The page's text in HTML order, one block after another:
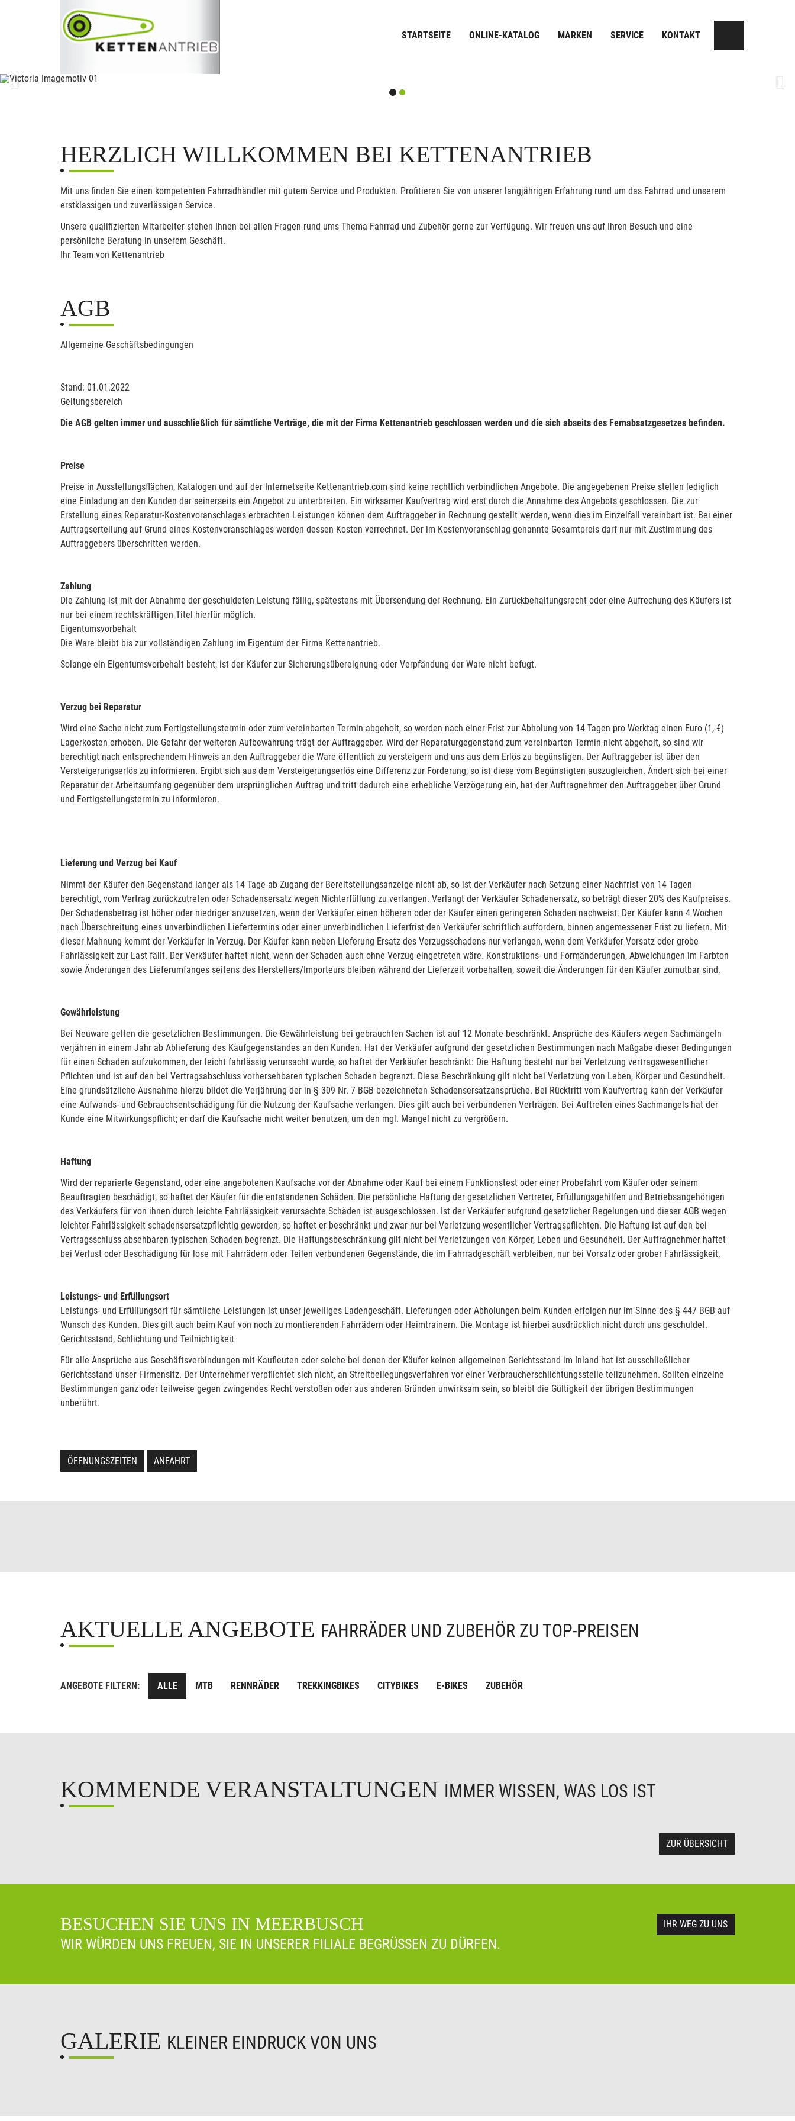
STARTSEITE ONLINE-KATALOG MARKEN SERVICE KONTAKT
Previous
HERZLICH WILLKOMMEN BEI KETTENANTRIEB
Mit uns finden Sie einen kompetenten Fahrradhändler mit gutem Service und Produkten. Profitieren Sie von unserer langjährigen Erfahrung rund um das Fahrrad und unserem
erstklassigen und zuverlässigen Service.
Unsere qualifizierten Mitarbeiter stehen Ihnen bei allen Fragen rund ums Thema Fahrrad und Zubehör gerne zur Verfügung. Wir freuen uns auf Ihren Besuch und eine
persönliche Beratung in unserem Geschäft.
Ihr Team von Kettenantrieb
AGB
Allgemeine Geschäftsbedingungen
Stand: 01.01.2022
Geltungsbereich
Die AGB gelten immer und ausschließlich für sämtliche Verträge, die mit der Firma Kettenantrieb geschlossen werden und die sich abseits des Fernabsatzgesetzes befinden.
Preise
Preise in Ausstellungsflächen, Katalogen und auf der Internetseite Kettenantrieb.com sind keine rechtlich verbindlichen Angebote. Die angegebenen Preise stellen lediglich
eine Einladung an den Kunden dar seinerseits ein Angebot zu unterbreiten. Ein wirksamer Kaufvertrag wird erst durch die Annahme des Angebots geschlossen. Die zur
Erstellung eines Reparatur-Kostenvoranschlages erbrachten Leistungen können dem Auftraggeber in Rechnung gestellt werden, wenn dies im Einzelfall vereinbart ist. Bei einer
Auftragserteilung auf Grund eines Kostenvoranschlages werden dessen Kosten verrechnet. Der im Kostenvoranschlag genannte Gesamtpreis darf nur mit Zustimmung des
Auftraggebers überschritten werden.
Zahlung
Die Zahlung ist mit der Abnahme der geschuldeten Leistung fällig, spätestens mit Übersendung der Rechnung. Ein Zurückbehaltungsrecht oder eine Aufrechung des Käufers ist
nur bei einem rechtskräftigen Titel hierfür möglich.
Eigentumsvorbehalt
Die Ware bleibt bis zur vollständigen Zahlung im Eigentum der Firma Kettenantrieb.
Solange ein Eigentumsvorbehalt besteht, ist der Käufer zur Sicherungsübereignung oder Verpfändung der Ware nicht befugt.
Verzug bei Reparatur
Wird eine Sache nicht zum Fertigstellungstermin oder zum vereinbarten Termin abgeholt, so werden nach einer Frist zur Abholung von 14 Tagen pro Werktag einen Euro (1,-€)
Lagerkosten erhoben. Die Gefahr der weiteren Aufbewahrung trägt der Auftraggeber. Wird der Reparaturgegenstand zum vereinbarten Termin nicht abgeholt, so sind wir
berechtigt nach entsprechendem Hinweis an den Auftraggeber die Ware öffentlich zu versteigern und uns aus dem Erlös zu begünstigen. Der Auftraggeber ist über den
Versteigerungserlös zu informieren. Ergibt sich aus dem Versteigerungserlös eine Differenz zur Forderung, so ist diese vom Begünstigten auszugleichen. Ändert sich bei einer
Reparatur der Arbeitsumfang gegenüber dem ursprünglichen Auftrag und tritt dadurch eine erhebliche Verzögerung ein, hat der Auftragnehmer den Auftraggeber über Grund
und Fertigstellungstermin zu informieren.
Lieferung und Verzug bei Kauf
Nimmt der Käufer den Gegenstand langer als 14 Tage ab Zugang der Bereitstellungsanzeige nicht ab, so ist der Verkäufer nach Setzung einer Nachfrist von 14 Tagen
berechtigt, vom Vertrag zurückzutreten oder Schadensersatz wegen Nichterfüllung zu verlangen. Verlangt der Verkäufer Schadenersatz, so beträgt dieser 20% des Kaufpreises.
Der Schadensbetrag ist höher oder niedriger anzusetzen, wenn der Verkäufer einen höheren oder der Käufer einen geringeren Schaden nachweist. Der Käufer kann 4 Wochen
nach Überschreitung eines unverbindlichen Liefertermins oder einer unverbindlichen Lieferfrist den Verkäufer schriftlich auffordern, binnen angemessener Frist zu liefern. Mit
dieser Mahnung kommt der Verkäufer in Verzug. Der Käufer kann neben Lieferung Ersatz des Verzugsschadens nur verlangen, wenn dem Verkäufer Vorsatz oder grobe
Fahrlässigkeit zur Last fällt. Der Verkäufer haftet nicht, wenn der Schaden auch ohne Verzug eingetreten wäre. Konstruktions- und Formänderungen, Abweichungen im Farbton
sowie Änderungen des Lieferumfanges seitens des Herstellers/Importeurs bleiben während der Lieferzeit vorbehalten, soweit die Änderungen für den Käufer zumutbar sind.
Gewährleistung
Bei Neuware gelten die gesetzlichen Bestimmungen. Die Gewährleistung bei gebrauchten Sachen ist auf 12 Monate beschränkt. Ansprüche des Käufers wegen Sachmängeln
verjähren in einem Jahr ab Ablieferung des Kaufgegenstandes an den Kunden. Hat der Verkäufer aufgrund der gesetzlichen Bestimmungen nach Maßgabe dieser Bedingungen
für einen Schaden aufzukommen, der leicht fahrlässig verursacht wurde, so haftet der Verkäufer beschränkt: Die Haftung besteht nur bei Verletzung vertragswesentlicher
Pflichten und ist auf den bei Vertragsabschluss vorhersehbaren typischen Schaden begrenzt. Diese Beschränkung gilt nicht bei Verletzung von Leben, Körper und Gesundheit.
Eine grundsätzliche Ausnahme hierzu bildet die Verjährung der in § 309 Nr. 7 BGB bezeichneten Schadensersatzansprüche. Bei Rücktritt vom Kaufvertrag kann der Verkäufer
eine Aufwands- und Gebrauchsentschädigung für die Nutzung der Kaufsache verlangen. Dies gilt auch bei verbundenen Verträgen. Bei Auftreten eines Sachmangels hat der
Kunde eine Mitwirkungspflicht; er darf die Kaufsache nicht weiter benutzen, um den mgl. Mangel nicht zu vergrößern.
Haftung
Wird der reparierte Gegenstand, oder eine angebotenen Kaufsache vor der Abnahme oder Kauf bei einem Funktionstest oder einer Probefahrt vom Käufer oder seinem
Beauftragten beschädigt, so haftet der Käufer für die entstandenen Schäden. Die persönliche Haftung der gesetzlichen Vertreter, Erfüllungsgehilfen und Betriebsangehörigen
des Verkäufers für von ihnen durch leichte Fahrlässigkeit verursachte Schäden ist ausgeschlossen. Ist der Verkäufer aufgrund gesetzlicher Regelungen und dieser AGB wegen
leichter Fahrlässigkeit schadensersatzpflichtig geworden, so haftet er beschränkt und zwar nur bei Verletzung wesentlicher Vertragspflichten. Die Haftung ist auf den bei
Vertragsschluss absehbaren typischen Schaden begrenzt. Die Haftungsbeschränkung gilt nicht bei Verletzungen von Körper, Leben und Gesundheit. Der Auftragnehmer haftet
bei Verlust oder Beschädigung für lose mit Fahrrädern oder Teilen verbundenen Gegenstände, die im Fahrradgeschäft verbleiben, nur bei Vorsatz oder grober Fahrlässigkeit.
Leistungs- und Erfüllungsort
Leistungs- und Erfüllungsort für sämtliche Leistungen ist unser jeweiliges Ladengeschäft. Lieferungen oder Abholungen beim Kunden erfolgen nur im Sinne des § 447 BGB auf
Wunsch des Kunden. Dies gilt auch beim Kauf von noch zu montierenden Fahrrädern oder Heimtrainern. Die Montage ist hierbei ausdrücklich nicht durch uns geschuldet.
Gerichtsstand, Schlichtung und Teilnichtigkeit
Für alle Ansprüche aus Geschäftsverbindungen mit Kaufleuten oder solche bei denen der Käufer keinen allgemeinen Gerichtsstand im Inland hat ist ausschließlicher
Gerichtsstand unser Firmensitz. Der Unternehmer verpflichtet sich nicht, an Streitbeilegungsverfahren vor einer Verbraucherschlichtungsstelle teilzunehmen. Sollten einzelne
Bestimmungen ganz oder teilweise gegen zwingendes Recht verstoßen oder aus anderen Gründen unwirksam sein, so bleibt die Gültigkeit der übrigen Bestimmungen
unberührt.
ÖFFNUNGSZEITEN ANFAHRT
AKTUELLE ANGEBOTE FAHRRÄDER UND ZUBEHÖR ZU TOP-PREISEN
ANGEBOTE FILTERN: ALLE MTB RENNRÄDER TREKKINGBIKES CITYBIKES E-BIKES ZUBEHÖR
KOMMENDE VERANSTALTUNGEN IMMER WISSEN, WAS LOS IST
ZUR ÜBERSICHT
BESUCHEN SIE UNS IN MEERBUSCH
WIR WÜRDEN UNS FREUEN, SIE IN UNSERER FILIALE BEGRÜSSEN ZU DÜRFEN.
IHR WEG ZU UNS
GALERIE KLEINER EINDRUCK VON UNS